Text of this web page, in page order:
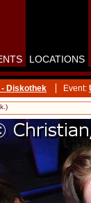
LOCATIONS
- Diskothek Event: